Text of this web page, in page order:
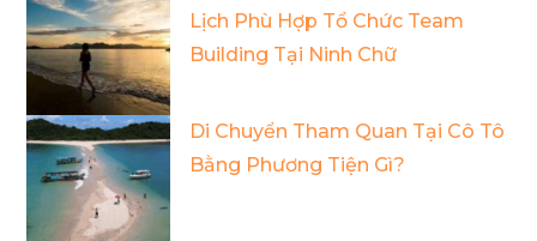
Lịch Phù Hợp Tổ Chức Team
Building Tại Ninh Chữ
Di Chuyển Tham Quan Tại Cô Tô
Bằng Phương Tiện Gì?